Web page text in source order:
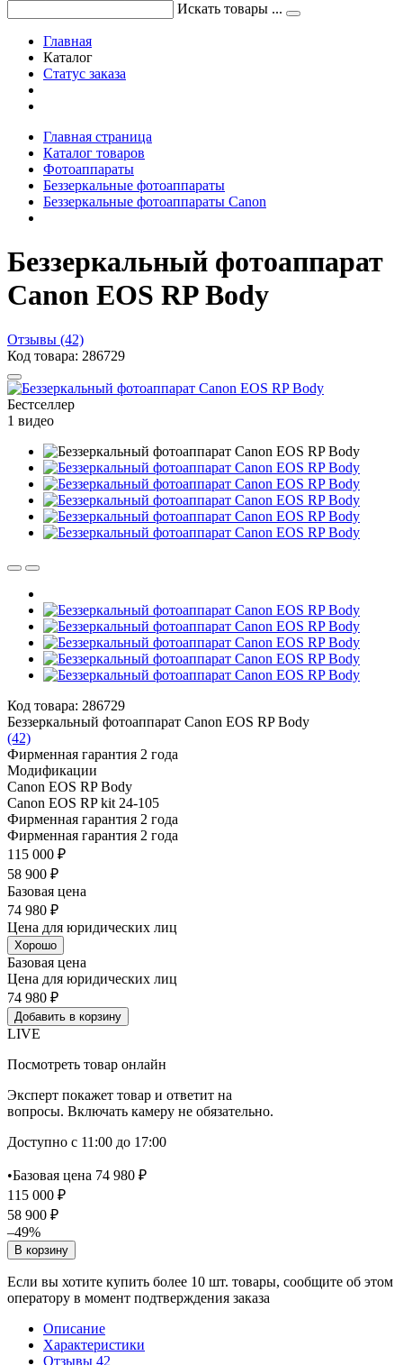
Искать товары ...
Главная
Каталог
Статус заказа
Главная страница
Каталог товаров
Фотоаппараты
Беззеркальные фотоаппараты
Беззеркальные фотоаппараты Canon
Беззеркальный фотоаппарат
Canon EOS RP Body
Отзывы (42)
Код товара: 286729
Бестселлер
1 видео
Код товара: 286729
Беззеркальный фотоаппарат Canon EOS RP Body
(42)
Фирменная гарантия 2 года
Модификации
Canon EOS RP Body
Canon EOS RP kit 24-105
Фирменная гарантия 2 года
Фирменная гарантия 2 года
115 000 ₽
58 900 ₽
Базовая цена
74 980 ₽
Цена для юридических лиц
Хорошо
Базовая цена
Цена для юридических лиц
74 980 ₽
Добавить в корзину
LIVE
Посмотреть товар онлайн
Эксперт покажет товар и ответит на
вопросы. Включать камеру не обязательно.
Доступно с 11:00 до 17:00
•Базовая цена 74 980 ₽
115 000 ₽
58 900 ₽
–49%
В корзину
Если вы хотите купить более 10 шт. товары, сообщите об этом
оператору в момент подтверждения заказа
Описание
Характеристики
Отзывы 42